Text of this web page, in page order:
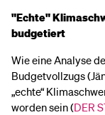
"Echte"
budgetiert
Wie eine Analyse
Budgetvollzugs
„echte“
worden sein (DER